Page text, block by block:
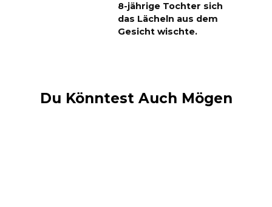
8-jährige Tochter sich
das Lächeln aus dem
Gesicht wischte.
Du Könntest Auch Mögen